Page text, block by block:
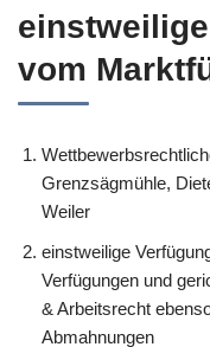
vom
Grenzsägmühle,
Weiler
einstweilige
Verfügungen und
& Arbeitsrecht
Abmahnungen